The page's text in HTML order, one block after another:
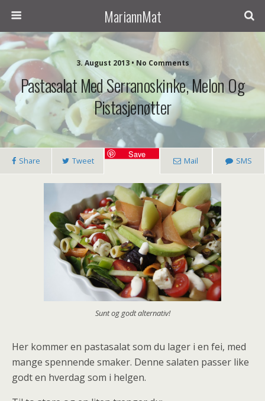
MariannMat
3. August 2013 • No Comments
Pastasalat Med Serranoskinke, Melon Og
Pistasjenøtter
Share Tweet
Save
Mail SMS
Sunt og godt alternativ!
Her kommer en pastasalat som du lager i en fei, med
mange spennende smaker. Denne salaten passer like
godt en hverdag som i helgen.